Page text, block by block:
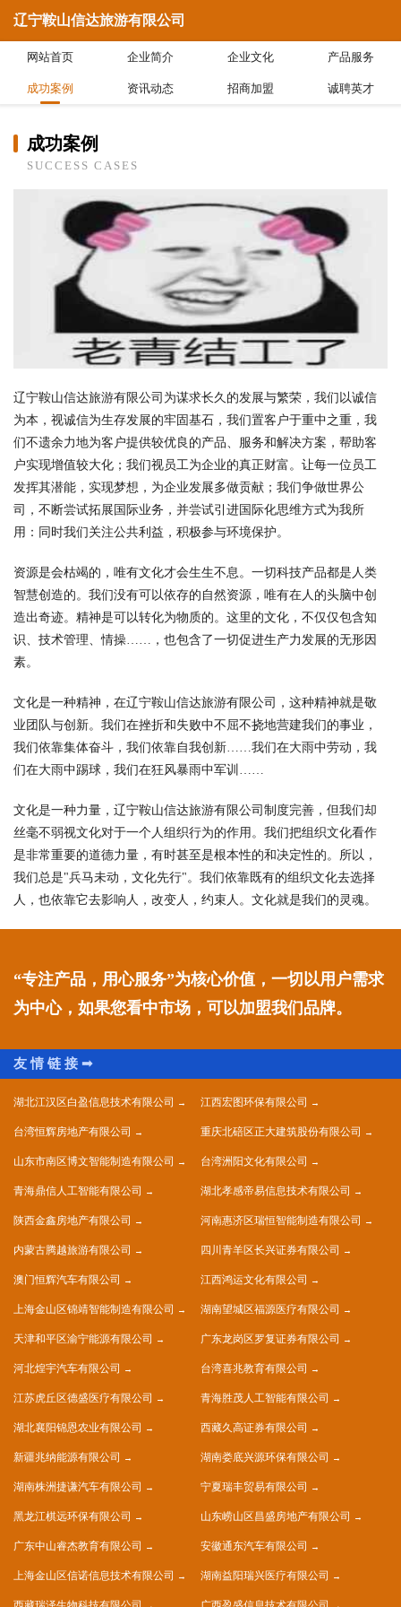
辽宁鞍山信达旅游有限公司
网站首页 企业简介 企业文化 产品服务
成功案例 资讯动态 招商加盟 诚聘英才
成功案例
SUCCESS CASES
辽宁鞍山信达旅游有限公司为谋求长久的发展与繁荣，我们以诚信
为本，视诚信为生存发展的牢固基石，我们置客户于重中之重，我
们不遗余力地为客户提供较优良的产品、服务和解决方案，帮助客
户实现增值较大化；我们视员工为企业的真正财富。让每一位员工
发挥其潜能，实现梦想，为企业发展多做贡献；我们争做世界公
司，不断尝试拓展国际业务，并尝试引进国际化思维方式为我所
用：同时我们关注公共利益，积极参与环境保护。
资源是会枯竭的，唯有文化才会生生不息。一切科技产品都是人类
智慧创造的。我们没有可以依存的自然资源，唯有在人的头脑中创
造出奇迹。精神是可以转化为物质的。这里的文化，不仅仅包含知
识、技术管理、情操……，也包含了一切促进生产力发展的无形因
素。
文化是一种精神，在辽宁鞍山信达旅游有限公司，这种精神就是敬
业团队与创新。我们在挫折和失败中不屈不挠地营建我们的事业，
我们依靠集体奋斗，我们依靠自我创新……我们在大雨中劳动，我
们在大雨中踢球，我们在狂风暴雨中军训……
文化是一种力量，辽宁鞍山信达旅游有限公司制度完善，但我们却
丝毫不弱视文化对于一个人组织行为的作用。我们把组织文化看作
是非常重要的道德力量，有时甚至是根本性的和决定性的。所以，
我们总是"兵马未动，文化先行"。我们依靠既有的组织文化去选择
人，也依靠它去影响人，改变人，约束人。文化就是我们的灵魂。
“专注产品，用心服务”为核心价值，一切以用户需求
为中心，如果您看中市场，可以加盟我们品牌。
湖北江汉区白盈信息技术有限公司 江西宏图环保有限公司
台湾恒辉房地产有限公司 重庆北碚区正大建筑股份有限公司
山东市南区博文智能制造有限公司 台湾洲阳文化有限公司
青海鼎信人工智能有限公司 湖北孝感帝易信息技术有限公司
陕西金鑫房地产有限公司 河南惠济区瑞恒智能制造有限公司
内蒙古腾越旅游有限公司 四川青羊区长兴证券有限公司
澳门恒辉汽车有限公司 江西鸿运文化有限公司
上海金山区锦靖智能制造有限公司 湖南望城区福源医疗有限公司
天津和平区渝宁能源有限公司 广东龙岗区罗复证券有限公司
河北煌宇汽车有限公司 台湾喜兆教育有限公司
江苏虎丘区德盛医疗有限公司 青海胜茂人工智能有限公司
湖北襄阳锦恩农业有限公司 西藏久高证券有限公司
新疆兆纳能源有限公司 湖南娄底兴源环保有限公司
湖南株洲捷谦汽车有限公司 宁夏瑞丰贸易有限公司
黑龙江棋远环保有限公司 山东崂山区昌盛房地产有限公司
广东中山睿杰教育有限公司 安徽通东汽车有限公司
上海金山区信诺信息技术有限公司 湖南益阳瑞兴医疗有限公司